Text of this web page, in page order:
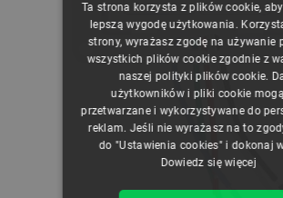
Ta strona korzysta z plików cookie,
lepszą wygodę użytkowania.
strony, wyrażasz zgodę na używanie
wszystkich plików cookie zgodnie z
naszej polityki plików cookie.
użytkowników i pliki cookie
przetwarzane i wykorzystywane do
reklam. Jeśli nie wyrażasz na to
do "Ustawienia cookies" i dokonaj
Dowiedz się więcej